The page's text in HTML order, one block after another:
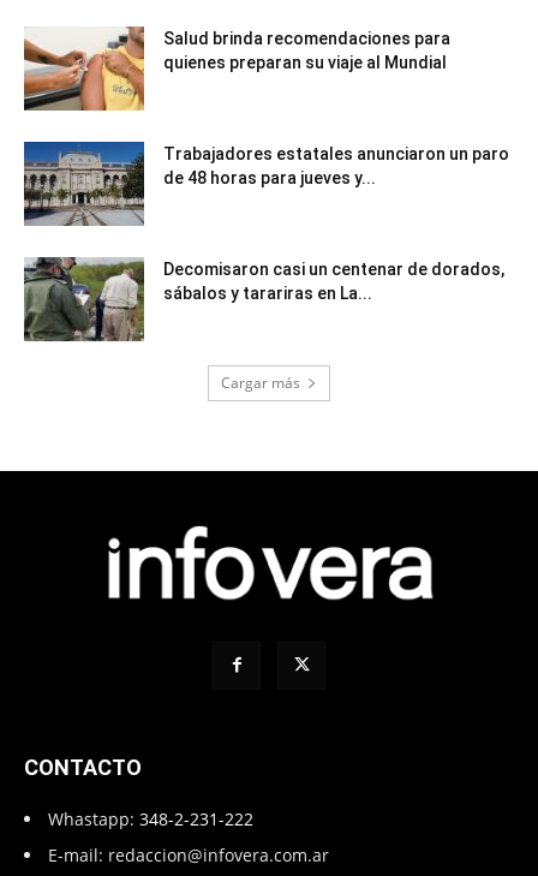
Salud brinda recomendaciones para
quienes preparan su viaje al Mundial
Trabajadores estatales anunciaron un paro
de 48 horas para jueves y...
Decomisaron casi un centenar de dorados,
sábalos y tarariras en La...
Cargar más
CONTACTO
Whastapp: 348-2-231-222
E-mail: redaccion@infovera.com.ar